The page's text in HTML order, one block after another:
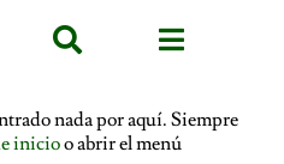
nada por aquí. Siempre
inicioo abrir el menú